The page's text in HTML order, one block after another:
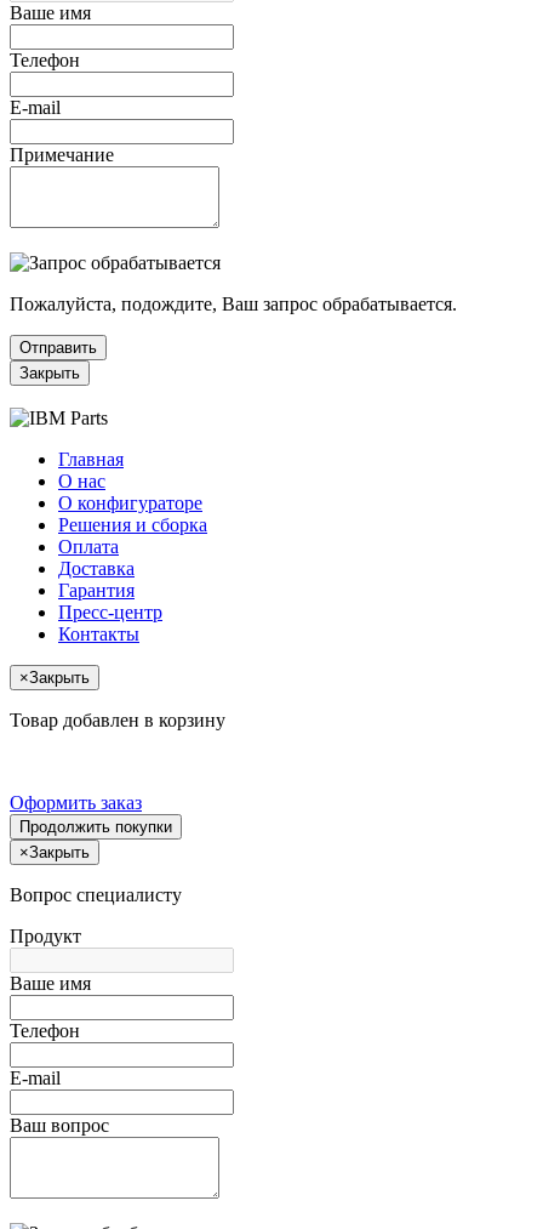
Ваше имя
Телефон
E-mail
Примечание
Пожалуйста, подождите, Ваш запрос обрабатывается.
Отправить
Закрыть
Главная
О нас
О конфигураторе
Решения и сборка
Оплата
Доставка
Гарантия
Пресс-центр
Контакты
×Закрыть
Товар добавлен в корзину
Оформить заказ
Продолжить покупки
×Закрыть
Вопрос специалисту
Продукт
Ваше имя
Телефон
E-mail
Ваш вопрос